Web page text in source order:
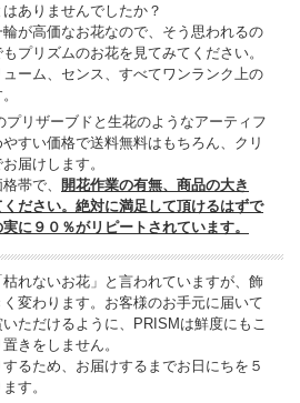
ありませんでしたか？
が高価なお花なので、そう思われるの
プリズムのお花を見てみてください。
ーム、センス、すべてワンランク上の
プリザーブドと生花のようなアーティフ
すい価格で送料無料はもちろん、クリ
届けします。
帯で、
開花作業の有無、商品の大き
ださい。絶対に満足して頂けるはずで
に９０％がリピートされています。
れないお花」と言われていますが、飾
変わります。お客様のお手元に届いて
ただけるように、PRISMは鮮度にもこ
きをしません。
るため、お届けするまでお日にちを５
す。